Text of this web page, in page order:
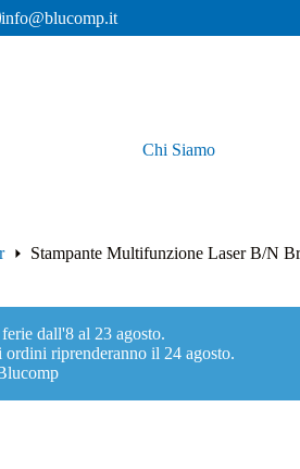
info@blucomp.it
Chi Siamo
Stampante Multifunzione Laser B/N
dall'8 al 23 agosto.
riprenderanno il 24 agosto.